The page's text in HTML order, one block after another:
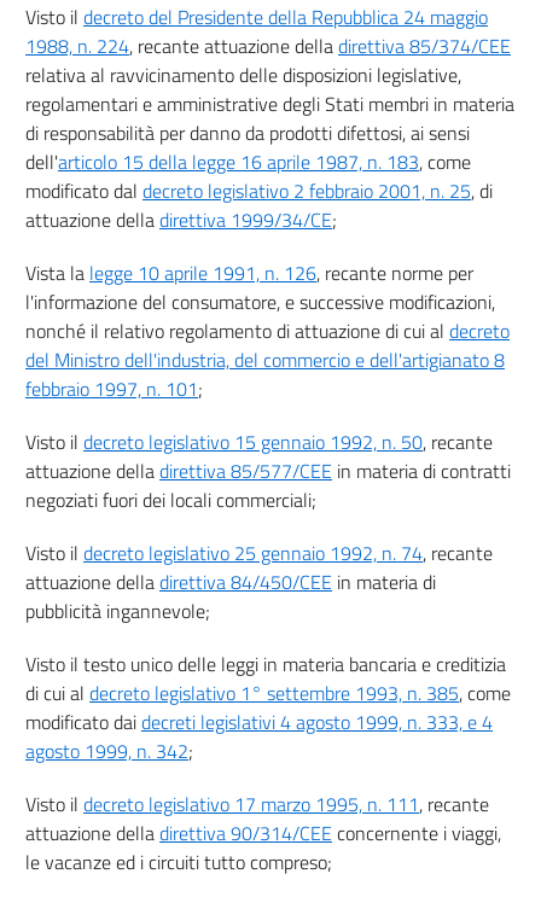
24
25
26
((Capo III
Applicazione))
27
27 bis
27 ter
27 quater
((Titolo IV))
Particolari modalità della comunicazione pubblicitaria
Rafforzamento della tutela del consumatore in materia di televendite
28
29
30
31
32
Titolo I
DEI CONTRATTI DEL CONSUMATORE IN GENERALE
33
34
35
36
37
Visto il decreto del Presidente della Repubblica 24 maggio
1988, n. 224, recante attuazione delladirettiva 85/374/CEE
relativa al ravvicinamento delle disposizioni legislative,
regolamentari e amministrative degli Stati membri in materia
di responsabilità per danno da prodotti difettosi, ai sensi
dell'articolo 15 della legge 16 aprile 1987, n. 183, come
modificato dal decreto legislativo 2 febbraio 2001, n. 25, di
attuazione delladirettiva 1999/34/CE;
Vista la legge 10 aprile 1991, n. 126, recante norme per
l'informazione del consumatore, e successive modificazioni,
nonché il relativo regolamento di attuazione di cui al decreto
del Ministro dell'industria, del commercio e dell'artigianato 8
febbraio 1997, n. 101;
Visto il decreto legislativo 15 gennaio 1992, n. 50, recante
attuazione delladirettiva 85/577/CEE in materia di contratti
negoziati fuori dei locali commerciali;
Visto il decreto legislativo 25 gennaio 1992, n. 74, recante
attuazione delladirettiva 84/450/CEE in materia di
pubblicità ingannevole;
Visto il testo unico delle leggi in materia bancaria e creditizia
di cui al decreto legislativo 1° settembre 1993, n. 385, come
modificato daidecreti legislativi 4 agosto 1999, n. 333, e 4
agosto 1999, n. 342;
Visto il decreto legislativo 17 marzo 1995, n. 111, recante
attuazione delladirettiva 90/314/CEE concernente i viaggi,
le vacanze ed i circuiti tutto compreso;